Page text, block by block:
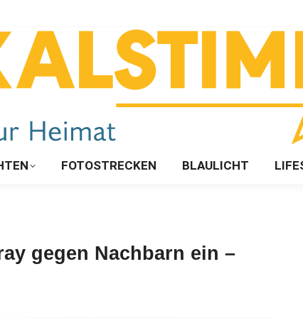
FOTOSTRECKEN BLAULICHT
gegen Nachbarn ein –